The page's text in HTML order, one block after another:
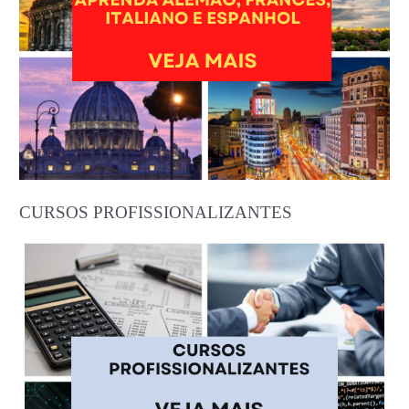
CURSOS PROFISSIONALIZANTES